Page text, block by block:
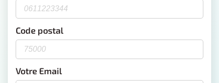
Code postal
Votre Email